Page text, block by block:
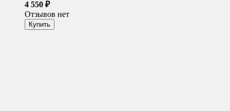
4 550 ₽
Отзывов нет